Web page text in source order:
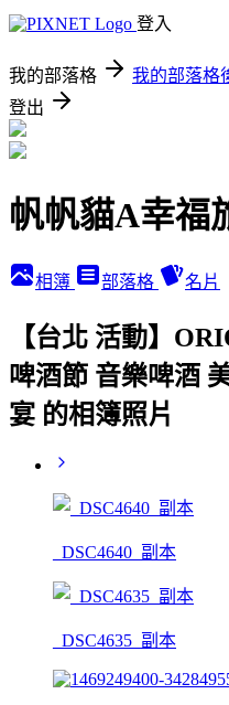
登入
我的部落格 我的部落格
登出
帆帆貓A幸福
相簿 部落格 名片
【台北 活動】
啤酒節 音樂啤酒
宴 的相簿照片
_DSC4640_副本
_DSC4635_副本